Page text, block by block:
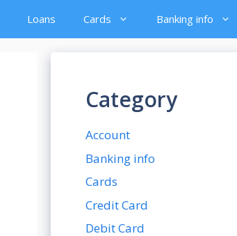
Loans Cards Banking info
Category
Account
Banking info
Cards
Credit Card
Debit Card